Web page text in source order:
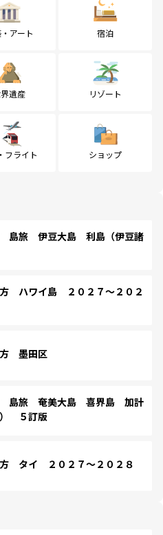
アート 宿泊
遺産 リゾート
フライト ショップ
島旅 伊豆大島 利島（伊豆諸
ハワイ島 ２０２７～２０２
墨田区
島旅 奄美大島 喜界島 加計
） ５訂版
タイ ２０２７～２０２８